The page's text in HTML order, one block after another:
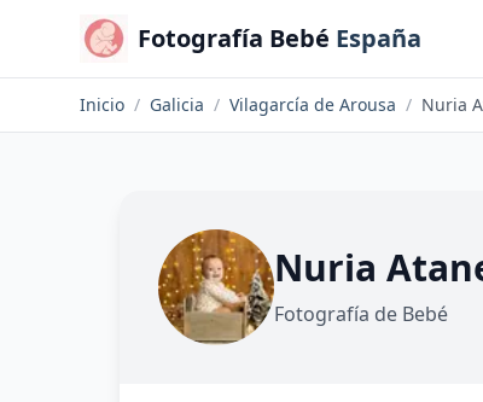
Fotografía Bebé España
Inicio / Galicia / Vilagarcía de Arousa / Nuria
Nuria
Fotografía de Bebé